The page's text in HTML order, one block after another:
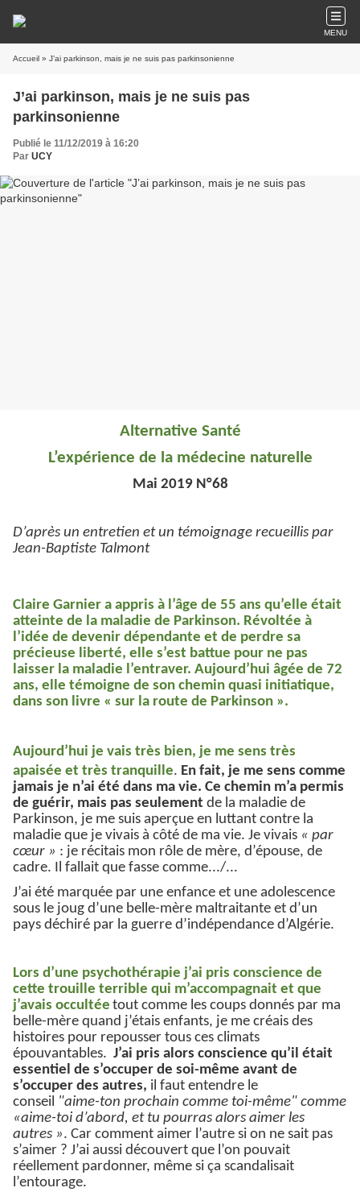
MENU
Accueil » J’ai parkinson, mais je ne suis pas parkinsonienne
J’ai parkinson, mais je ne suis pas
parkinsonienne
Publié le 11/12/2019 à 16:20
Par UCY
Alternative Santé
L’expérience de la médecine naturelle
Mai 2019 N°68
D’après un entretien et un témoignage recueillis par
Jean-Baptiste Talmont
Claire Garnier a appris à l’âge de 55 ans qu’elle était
atteinte de la maladie de Parkinson. Révoltée à
l’idée de devenir dépendante et de perdre sa
précieuse liberté, elle s’est battue pour ne pas
laisser la maladie l’entraver. Aujourd’hui âgée de 72
ans, elle témoigne de son chemin quasi initiatique,
dans son livre « sur la route de Parkinson ».
Aujourd’hui je vais très bien, je me sens très
apaisée et très tranquille. En fait, je me sens comme
jamais je n’ai été dans ma vie. Ce chemin m’a permis
de guérir, mais pas seulement de la maladie de
Parkinson, je me suis aperçue en luttant contre la
maladie que je vivais à côté de ma vie. Je vivais « par
cœur » : je récitais mon rôle de mère, d’épouse, de
cadre. Il fallait que fasse comme.../...
J’ai été marquée par une enfance et une adolescence
sous le joug d’une belle-mère maltraitante et d’un
pays déchiré par la guerre d’indépendance d’Algérie.
Lors d’une psychothérapie j’ai pris conscience de
cette trouille terrible qui m’accompagnait et que
j’avais occultée tout comme les coups donnés par ma
belle-mère quand j’étais enfants, je me créais des
histoires pour repousser tous ces climats
épouvantables. J’ai pris alors conscience qu’il était
essentiel de s’occuper de soi-même avant de
s’occuper des autres, il faut entendre le
conseil "aime-ton prochain comme toi-même" comme
«aime-toi d’abord, et tu pourras alors aimer les
autres ». Car comment aimer l’autre si on ne sait pas
s’aimer ? J’ai aussi découvert que l’on pouvait
réellement pardonner, même si ça scandalisait
l’entourage.